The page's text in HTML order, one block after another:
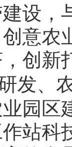
设，
意农
创新
发、
园区
站科